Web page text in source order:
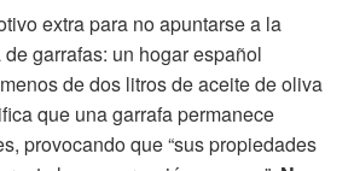
extra para no apuntarse a la
garrafas: un hogar español
de dos litros de aceite de oliva
que una garrafa permanece
provocando que “sus propiedades